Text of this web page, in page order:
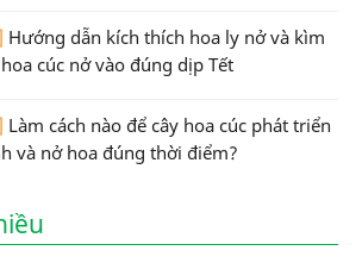
Hướng dẫn kích thích hoa ly nở và kìm
cúc nở vào đúng dịp Tết
Làm cách nào để cây hoa cúc phát triển
và nở hoa đúng thời điểm?